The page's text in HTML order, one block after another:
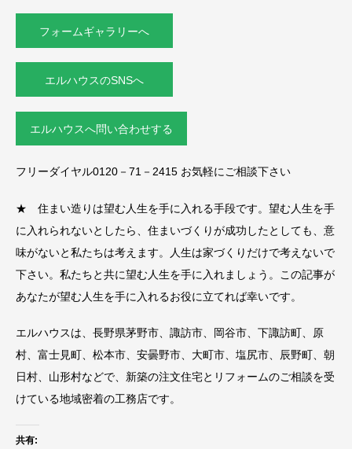
フォームギャラリーへ
エルハウスのSNSへ
エルハウスへ問い合わせする
フリーダイヤル0120－71－2415 お気軽にご相談下さい
★ 住まい造りは望む人生を手に入れる手段です。望む人生を手
に入れられないとしたら、住まいづくりが成功したとしても、意
味がないと私たちは考えます。人生は家づくりだけで考えないで
下さい。私たちと共に望む人生を手に入れましょう。この記事が
あなたが望む人生を手に入れるお役に立てれば幸いです。
エルハウスは、長野県茅野市、諏訪市、岡谷市、下諏訪町、原
村、富士見町、松本市、安曇野市、大町市、塩尻市、辰野町、朝
日村、山形村などで、新築の注文住宅とリフォームのご相談を受
けている地域密着の工務店です。
共有: